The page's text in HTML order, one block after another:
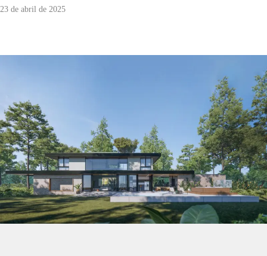
23 de abril de 2025